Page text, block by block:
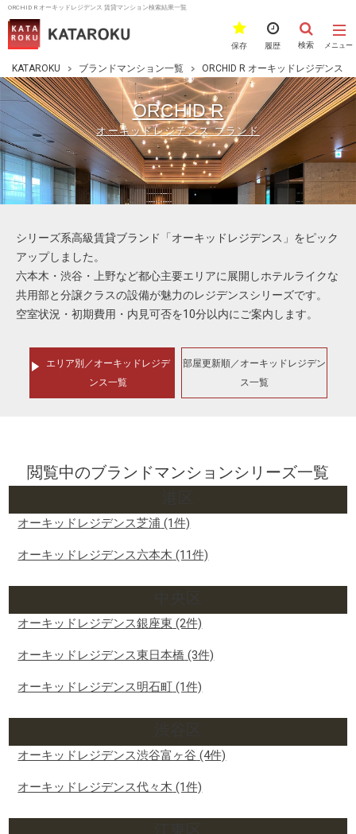
ORCHID R オーキッドレジデンス 賃貸マンション検索結果一覧
メニュー
検索
履歴
保存
KATAROKU ブランドマンション一覧 ORCHID R オーキッドレジデンス
ORCHID R
オーキッドレジデンス ブランド
シリーズ系高級賃貸ブランド「オーキッドレジデンス」をピック
アップしました。
六本木・渋谷・上野など都心主要エリアに展開しホテルライクな
共用部と分譲クラスの設備が魅力のレジデンスシリーズです。
空室状況・初期費用・内見可否を10分以内にご案内します。
エリア別／オーキッドレジデ
ンス一覧
部屋更新順／オーキッドレジデン
ス一覧
閲覧中のブランドマンションシリーズ一覧
オーキッドレジデンス芝浦 (1件)
オーキッドレジデンス六本木 (11件)
オーキッドレジデンス銀座東 (2件)
オーキッドレジデンス東日本橋 (3件)
オーキッドレジデンス明石町 (1件)
オーキッドレジデンス渋谷富ヶ谷 (4件)
オーキッドレジデンス代々木 (1件)